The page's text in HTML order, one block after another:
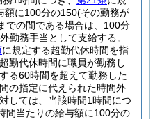
額に100分の150(その勤務が
での間である場合は、100分
勤務手当として支給する。
に規定する超勤代休時間を指
勤代休時間に職員が勤務し
る60時間を超えて勤務した
の指定に代えられた時間外
しては、当該時間1時間につ
間当たりの給与額に100分の